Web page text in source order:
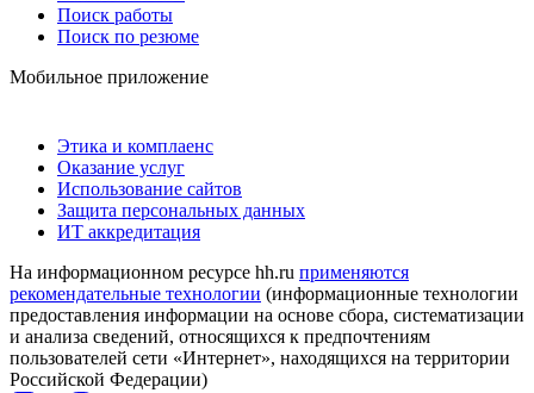
Поиск работы
Поиск по резюме
Мобильное приложение
Этика и комплаенс
Оказание услуг
Использование сайтов
Защита персональных данных
ИТ аккредитация
На информационном ресурсе hh.ru применяются
рекомендательные технологии (информационные технологии
предоставления информации на основе сбора, систематизации
и анализа сведений, относящихся к предпочтениям
пользователей сети «Интернет», находящихся на территории
Российской Федерации)